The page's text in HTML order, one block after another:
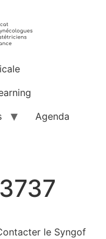
Agenda
le Syngof